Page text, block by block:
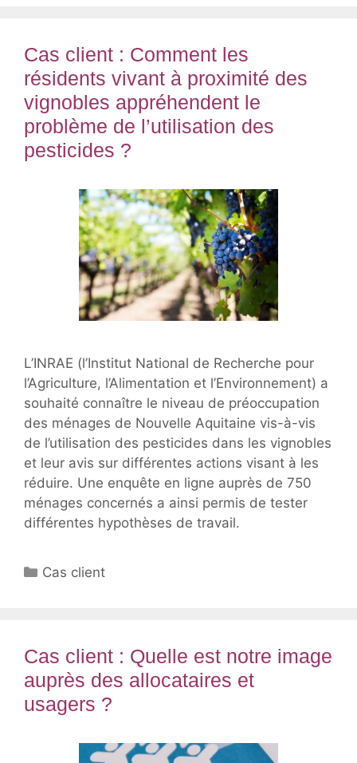
Cas client : Comment les
résidents vivant à proximité des
vignobles appréhendent le
problème de l’utilisation des
pesticides ?
L’INRAE (l’Institut National de Recherche pour
l’Agriculture, l’Alimentation et l’Environnement) a
souhaité connaître le niveau de préoccupation
des ménages de Nouvelle Aquitaine vis-à-vis
de l’utilisation des pesticides dans les vignobles
et leur avis sur différentes actions visant à les
réduire. Une enquête en ligne auprès de 750
ménages concernés a ainsi permis de tester
différentes hypothèses de travail.
Catégories
Cas client
Cas client : Quelle est notre image
auprès des allocataires et
usagers ?